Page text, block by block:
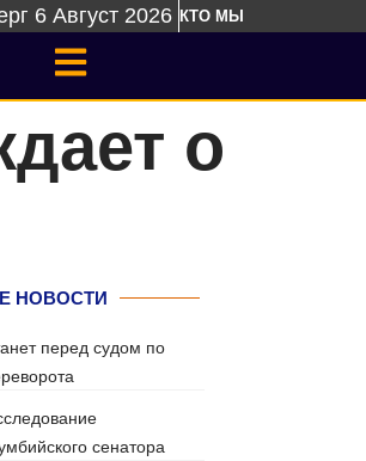
6 Август 2026 КТО МЫ
о
НОВОСТИ
перед судом по
сенатора